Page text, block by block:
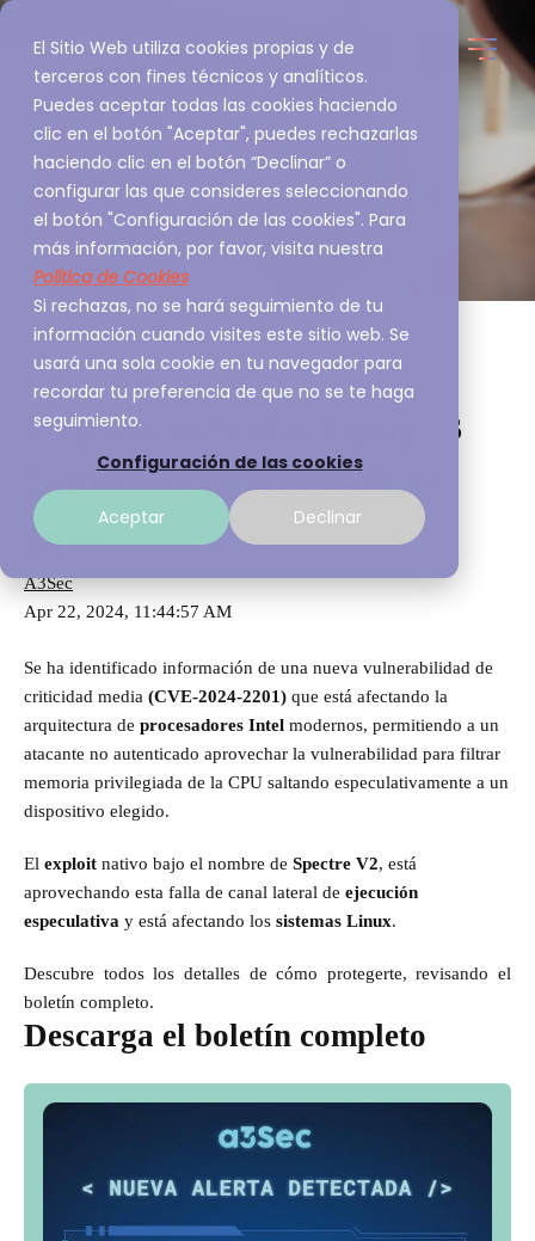
El Sitio Web utiliza cookies propias y de
terceros con fines técnicos y analíticos.
Puedes aceptar todas las cookies haciendo
clic en el botón "Aceptar", puedes rechazarlas
haciendo clic en el botón “Declinar” o
configurar las que consideres seleccionando
el botón "Configuración de las cookies". Para
más información, por favor, visita nuestra
Política de Cookies
Si rechazas, no se hará seguimiento de tu
información cuando visites este sitio web. Se
usará una sola cookie en tu navegador para
recordar tu preferencia de que no se te haga
seguimiento.
Configuración de las cookies
Aceptar Declinar
Exploit afecta a equipos
Linux con procesadores
Intel
A3Sec
Apr 22, 2024, 11:44:57 AM
Se ha identificado información de una nueva vulnerabilidad de
criticidad media (CVE-2024-2201) que está afectando la
arquitectura de procesadores Intel modernos, permitiendo a un
atacante no autenticado aprovechar la vulnerabilidad para filtrar
memoria privilegiada de la CPU saltando especulativamente a un
dispositivo elegido.
El exploit nativo bajo el nombre de Spectre V2, está
aprovechando esta falla de canal lateral de ejecución
especulativa y está afectando los sistemas Linux.
Descubre todos los detalles de cómo protegerte, revisando el
boletín completo.
Descarga el boletín completo